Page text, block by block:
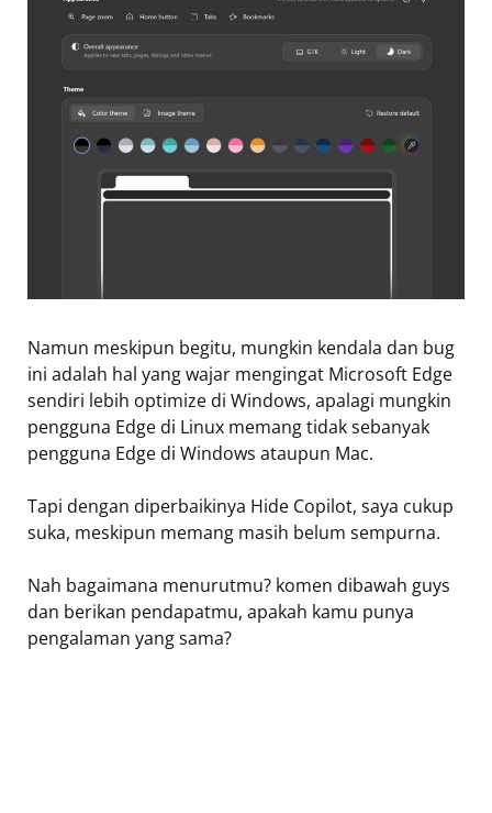
Namun meskipun begitu, mungkin kendala dan bug
ini adalah hal yang wajar mengingat Microsoft Edge
sendiri lebih optimize di Windows, apalagi mungkin
pengguna Edge di Linux memang tidak sebanyak
pengguna Edge di Windows ataupun Mac.
Tapi dengan diperbaikinya Hide Copilot, saya cukup
suka, meskipun memang masih belum sempurna.
Nah bagaimana menurutmu? komen dibawah guys
dan berikan pendapatmu, apakah kamu punya
pengalaman yang sama?